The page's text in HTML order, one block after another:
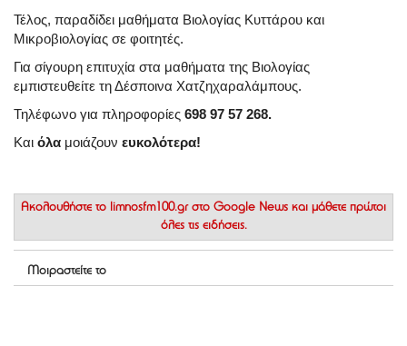
Τέλος, παραδίδει μαθήματα Βιολογίας Κυττάρου και
Μικροβιολογίας σε φοιτητές.
Για σίγουρη επιτυχία στα μαθήματα της Βιολογίας
εμπιστευθείτε τη Δέσποινα Χατζηχαραλάμπους.
Τηλέφωνο για πληροφορίες 698 97 57 268.
Και όλα μοιάζουν ευκολότερα!
Ακολουθήστε το limnosfm100.gr στο Google News και μάθετε πρώτοι
όλες τις ειδήσεις.
Μοιραστείτε το